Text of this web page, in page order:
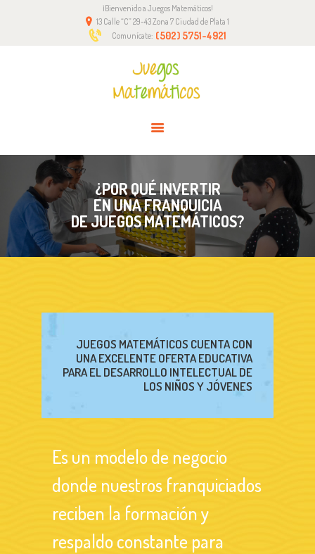
¡Bienvenido a Juegos Matemáticos!
13 Calle “C” 29-43 Zona 7 Ciudad de Plata 1
Comunícate: (502) 5751-4921
NOSOTROS
JUEGOS MATEMÁTICOS CUENTA CON
UNA EXCELENTE OFERTA EDUCATIVA
PARA EL DESARROLLO INTELECTUAL DE
LOS NIÑOS Y JÓVENES
Es un modelo de negocio
donde nuestros franquiciados
reciben la formación y
respaldo constante para